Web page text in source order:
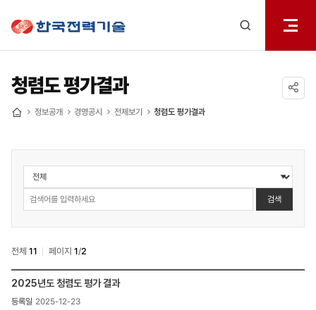
열기
청렴도 평가결과
정보공개 경영공시 전체보기 청렴도 평가결과
정보공개
>
경영공시
>
청렴도
검색
검색
전체 11 페이지 1/2
>
경영공시
2025년도 청렴도 평가 결과
2025-12-23